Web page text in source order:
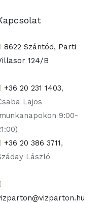
8622 Szántód, Parti
124/B
+36 20 231 1403,
Lajos
9:00-
+36 20 386 3711,
László